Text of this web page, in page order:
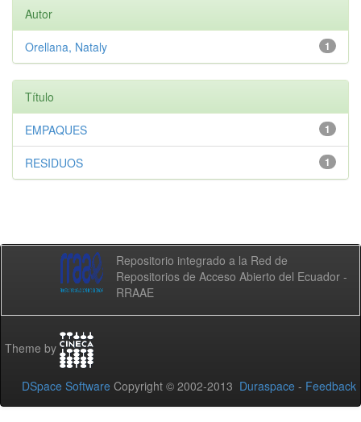
Autor
1
Orellana, Nataly
Título
1
EMPAQUES
1
RESIDUOS
Repositorio integrado a la Red de
Repositorios de Acceso Abierto del Ecuador -
RRAAE
Theme by
DSpace Software Copyright © 2002-2013 Duraspace - Feedback